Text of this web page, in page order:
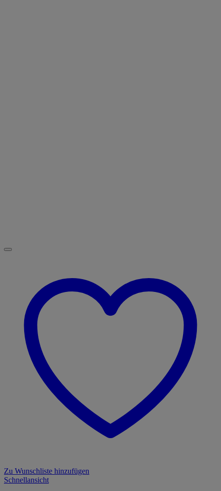
Zu Wunschliste hinzufügen
Schnellansicht